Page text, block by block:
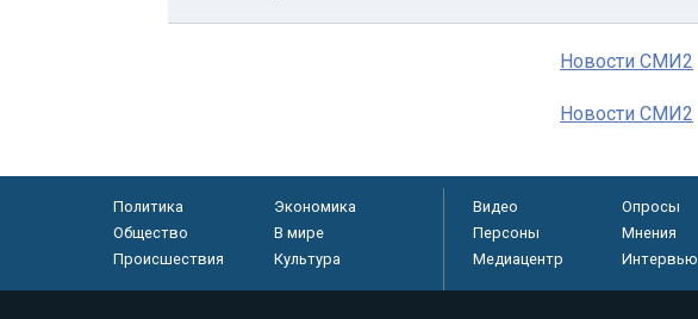
Новости СМИ2
Новости СМИ2
Политика
Экономика
Общество
В мире
Происшествия
Культура
Видео Опросы
Персоны
Мнения
Медиацентр
Интервью